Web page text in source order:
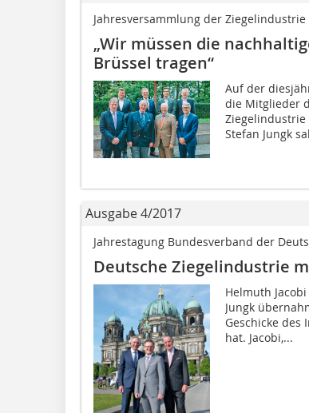
Jahresversammlung der Ziegelindustrie
„Wir müssen die
Brüssel tragen“
Auf der
die Mitglieder
Ziegelindustrie
Stefan Jungk
Ausgabe 4/2017
Jahrestagung Bundesverband der
Deutsche Ziegelindustrie
Helmuth
Jungk
Geschicke des
hat. Jacobi,...